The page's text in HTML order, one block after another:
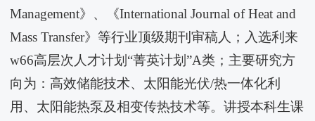
Management》、《International Journal of Heat and
Mass Transfer》等行业顶级期刊审稿人；入选利来
w66高层次人才计划“菁英计划”A类；主要研究方
向为：高效储能技术、太阳能光伏/热一体化利
用、太阳能热泵及相变传热技术等。讲授本科生课